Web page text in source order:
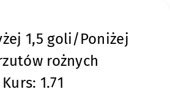
1,5 goli/Poniżej
rożnych
Kurs: 1.71